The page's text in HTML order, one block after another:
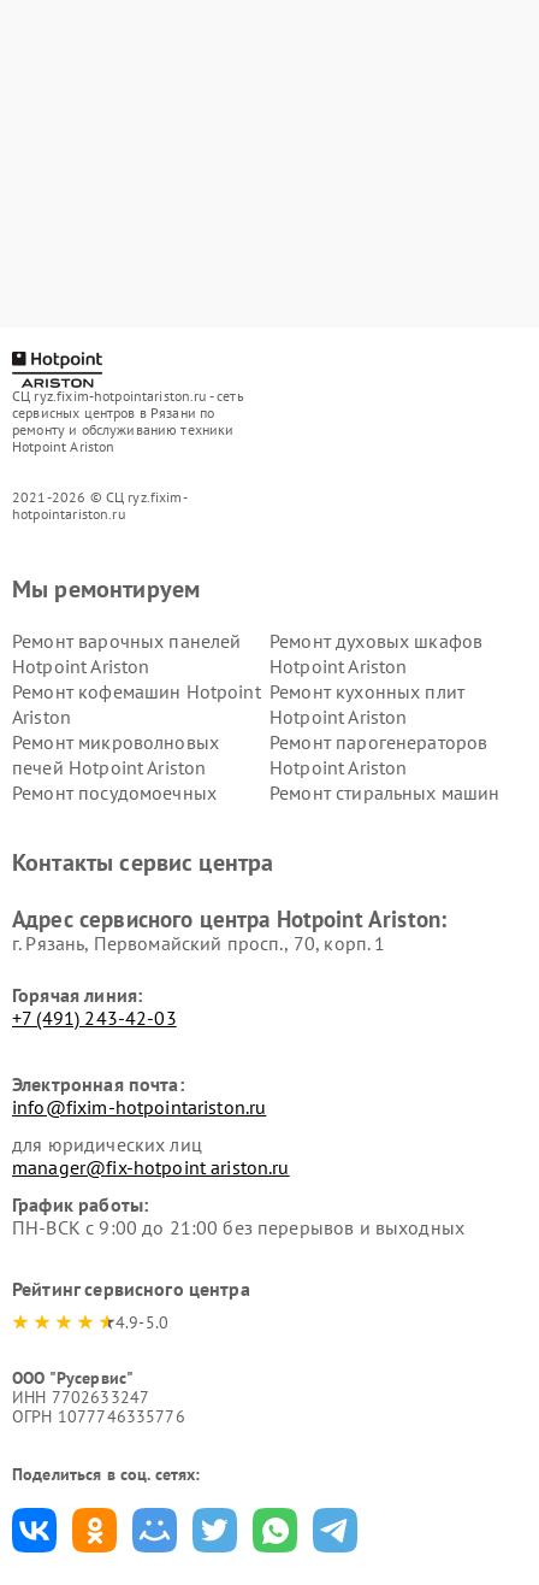
СЦ ryz.fixim-hotpointariston.ru - сеть
сервисных центров в Рязани по
ремонту и обслуживанию техники
Hotpoint Ariston
2021-2026 © СЦ ryz.fixim-
hotpointariston.ru
Мы ремонтируем
Ремонт варочных панелей
Hotpoint Ariston
Ремонт духовых шкафов
Hotpoint Ariston
Ремонт кофемашин Hotpoint
Ariston
Ремонт кухонных плит
Hotpoint Ariston
Ремонт микроволновых
печей Hotpoint Ariston
Ремонт парогенераторов
Hotpoint Ariston
Ремонт посудомоечных
Ремонт стиральных машин
Hotpoint Ariston
Hotpoint Ariston
Ariston
Hotpoint Ariston
Контакты сервис центра
Адрес сервисного центра Hotpoint Ariston:
г. Рязань, Первомайский просп., 70, корп. 1
Горячая линия:
+7 (491) 243-42-03
Электронная почта:
info@fixim-hotpointariston.ru
для юридических лиц
manager@fix-hotpoint ariston.ru
График работы:
ПН-ВСК с 9:00 до 21:00 без перерывов и выходных
Рейтинг сервисного центра
4.9-5.0
ООО "Русервис"
ИНН 7702633247
ОГРН 1077746335776
Поделиться в соц. сетях: